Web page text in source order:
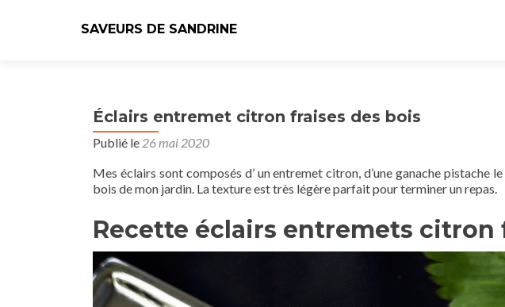
SAVEURS DE SANDRINE
Éclairs entremet citron fraises des bois
Publié le 26 mai 2020
Mes éclairs sont composés d’ un entremet citron, d’une ganache pistache
bois de mon jardin. La texture est très légère parfait pour terminer un repas.
Recette éclairs entremets citron